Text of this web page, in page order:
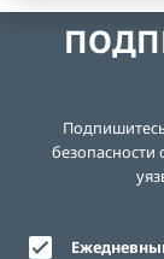
безопасности